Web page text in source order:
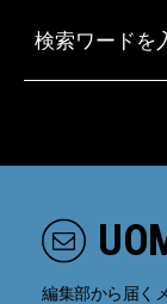
編集部から届く